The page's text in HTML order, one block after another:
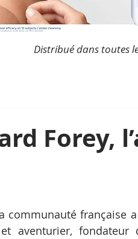
Distribué dans toutes
Forey,
communauté française
aventurier, fondateur